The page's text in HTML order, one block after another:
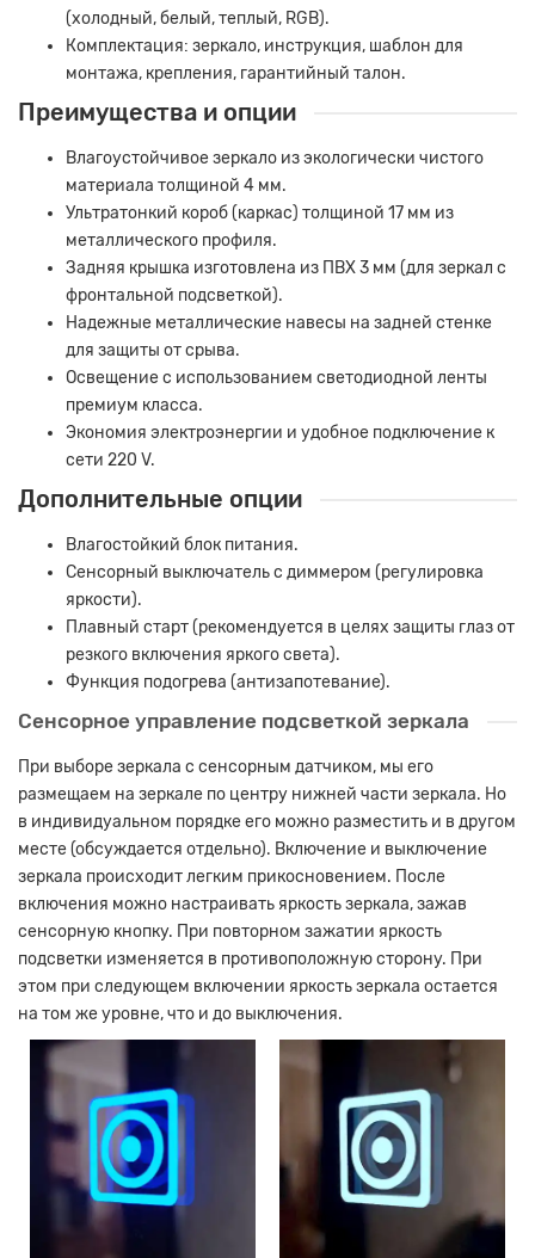
(холодный, белый, теплый, RGB).
Комплектация: зеркало, инструкция, шаблон для
монтажа, крепления, гарантийный талон.
Преимущества и опции
Влагоустойчивое зеркало из экологически чистого
материала толщиной 4 мм.
Ультратонкий короб (каркас) толщиной 17 мм из
металлического профиля.
Задняя крышка изготовлена из ПВХ 3 мм (для зеркал с
фронтальной подсветкой).
Надежные металлические навесы на задней стенке
для защиты от срыва.
Освещение с использованием светодиодной ленты
премиум класса.
Экономия электроэнергии и удобное подключение к
сети 220 V.
Дополнительные опции
Влагостойкий блок питания.
Сенсорный выключатель с диммером (регулировка
яркости).
Плавный старт (рекомендуется в целях защиты глаз от
резкого включения яркого света).
Функция подогрева (антизапотевание).
Сенсорное управление подсветкой зеркала
При выборе зеркала с сенсорным датчиком, мы его
размещаем на зеркале по центру нижней части зеркала. Но
в индивидуальном порядке его можно разместить и в другом
месте (обсуждается отдельно). Включение и выключение
зеркала происходит легким прикосновением. После
включения можно настраивать яркость зеркала, зажав
сенсорную кнопку. При повторном зажатии яркость
подсветки изменяется в противоположную сторону. При
этом при следующем включении яркость зеркала остается
на том же уровне, что и до выключения.